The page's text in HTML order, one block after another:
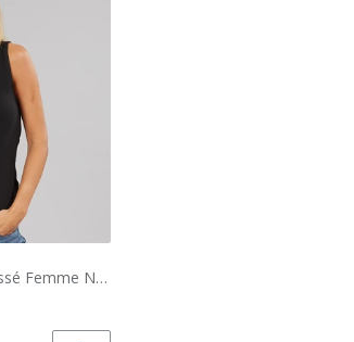
Calvin Klein Jeans Gilet tissé Femme Noir